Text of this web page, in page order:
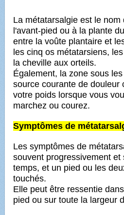
La métatarsalgie est le nom
l'avant-pied ou à la plante
entre la voûte plantaire et
les cinq os métatarsiens,
la cheville aux orteils.
Également, la zone sous
source courante de douleur
votre poids lorsque vous
marchez ou courez.
Symptômes de
Les symptômes de
souvent progressivement et
temps, et un pied ou les
touchés.
Elle peut être ressentie
pied ou sur toute la largeur